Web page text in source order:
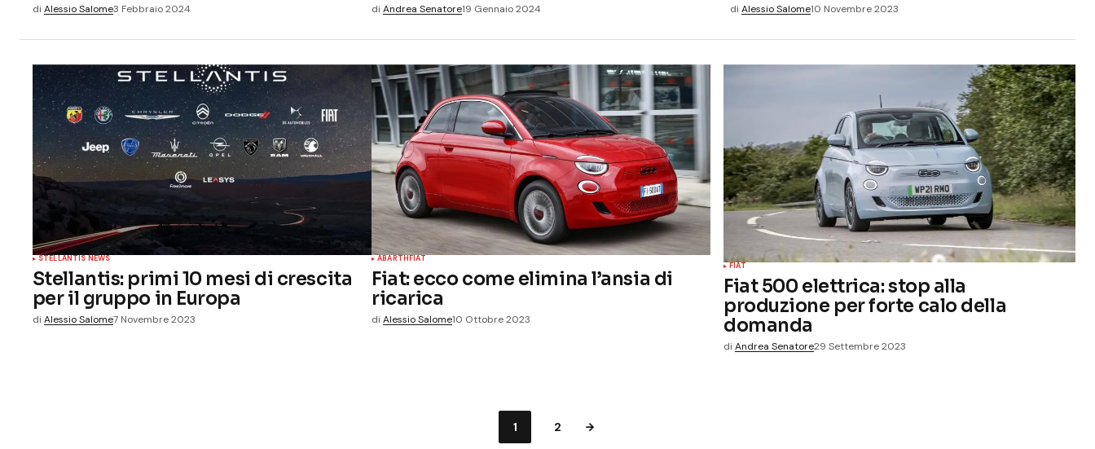
di Alessio Salome3 Febbraio 2024 di Andrea Senatore19 Gennaio 2024 di Alessio Salome10 Novembre 2023
STELLANTIS NEWS
Stellantis: primi 10 mesi di crescita
per il gruppo in Europa
di Alessio Salome7 Novembre 2023
ABARTHFIAT
Fiat: ecco come elimina l’ansia di
ricarica
di Alessio Salome10 Ottobre 2023
FIAT
Fiat 500 elettrica: stop alla
produzione per forte calo della
domanda
di Andrea Senatore29 Settembre 2023
1 2